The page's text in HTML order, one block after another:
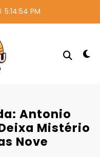
5:14:54 PM
Antonio
Mistério
Nove